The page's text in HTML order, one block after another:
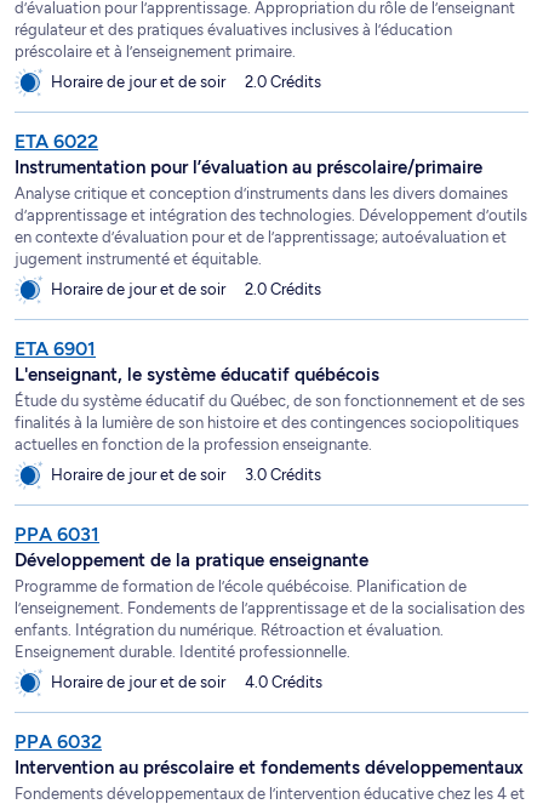
d’évaluation pour l’apprentissage. Appropriation du rôle de l’enseignant
régulateur et des pratiques évaluatives inclusives à l’éducation
préscolaire et à l’enseignement primaire.
Horaire de jour et de soir
2.0 Crédits
ETA 6022
Instrumentation pour l’évaluation au préscolaire/primaire
Analyse critique et conception d’instruments dans les divers domaines
d’apprentissage et intégration des technologies. Développement d’outils
en contexte d’évaluation pour et de l’apprentissage; autoévaluation et
jugement instrumenté et équitable.
Horaire de jour et de soir
2.0 Crédits
ETA 6901
L'enseignant, le système éducatif québécois
Étude du système éducatif du Québec, de son fonctionnement et de ses
finalités à la lumière de son histoire et des contingences sociopolitiques
actuelles en fonction de la profession enseignante.
Horaire de jour et de soir
3.0 Crédits
PPA 6031
Développement de la pratique enseignante
Programme de formation de l’école québécoise. Planification de
l’enseignement. Fondements de l’apprentissage et de la socialisation des
enfants. Intégration du numérique. Rétroaction et évaluation.
Enseignement durable. Identité professionnelle.
Horaire de jour et de soir
4.0 Crédits
PPA 6032
Intervention au préscolaire et fondements développementaux
Fondements développementaux de l’intervention éducative chez les 4 et